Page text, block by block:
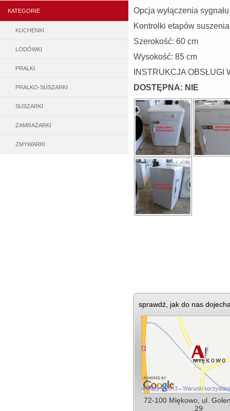
KATEGORIE
KUCHENKI
LODÓWKI
PRALKI
PRALKO-SUSZARKI
SUSZARKI
ZAMRAŻARKI
ZMYWARKI
Opcja wyłączenia
Kontrolki etapów
Szerokość: 60 cm
Wysokość: 85 cm
INSTRUKCJA OBSŁUGI
DOSTĘPNA: NIE
sprawdź, jak do nas
72-100 Miękowo, ul.
29